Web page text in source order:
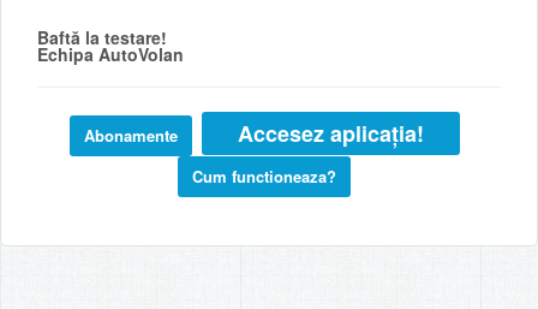
Baftă la testare!
Echipa AutoVolan
Abonamente Accesez aplicația!
Cum functioneaza?